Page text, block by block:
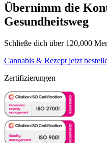
Übernimm die
Gesundheitsweg
Schließe dich über 120,000
Cannabis & Rezept jetzt
Zertifizierungen